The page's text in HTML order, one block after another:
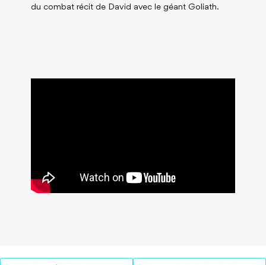
du combat récit de David avec le géant Goliath.